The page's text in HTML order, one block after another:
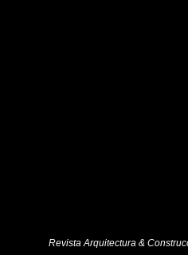
Revista Arquitectura &